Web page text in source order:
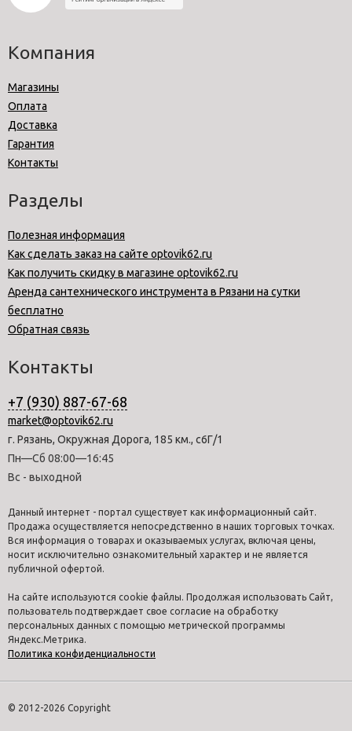
Компания
Магазины
Оплата
Доставка
Гарантия
Контакты
Разделы
Полезная информация
Как сделать заказ на сайте optovik62.ru
Как получить скидку в магазине optovik62.ru
Аренда сантехнического инструмента в Рязани на сутки
бесплатно
Обратная связь
Контакты
+7 (930) 887-67-68
market@optovik62.ru
г. Рязань, Окружная Дорога, 185 км., с6Г/1
Пн—Сб 08:00—16:45
Вс - выходной
Данный интернет - портал существует как информационный сайт.
Продажа осуществляется непосредственно в наших торговых точках.
Вся информация о товарах и оказываемых услугах, включая цены,
носит исключительно ознакомительный характер и не является
публичной офертой.
На сайте используются cookie файлы. Продолжая использовать Сайт,
пользователь подтверждает свое согласие на обработку
персональных данных с помощью метрической программы
Яндекс.Метрика.
Политика конфиденциальности
© 2012-2026 Copyright